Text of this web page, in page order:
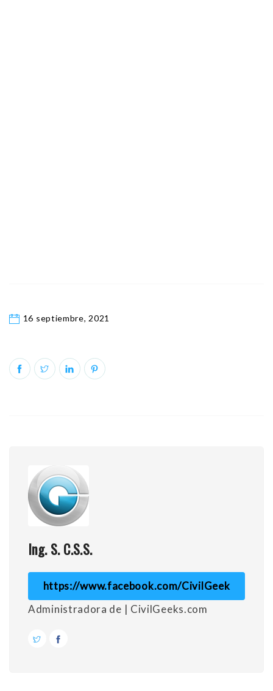
16 septiembre, 2021
Ing. S. C.S.S.
https://www.facebook.com/CivilGeek
Administradora de | CivilGeeks.com